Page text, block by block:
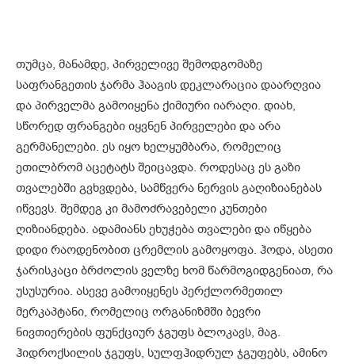
თუმცა, მანამდე, პირველივე შემოდგომაზე
საფრანგეთის ჯარმა ჰააგის დეკლარაცია დაარღვია
და პირველმა გამოიყენა ქიმიური იარაღი. დიახ,
სწორედ ფრანგები იყვნენ პირველები და არა
გერმანელები. ეს იყო ხელყუმბარა, რომელიც
ეთილბრომ აცეტატს შეიცავდა. როდესაც ეს გაზი
თვალებში გვხვდება, სამწვერა ნერვის გაღიზიანებას
იწვევს. შემდეგ კი მამოძრავებელი კუნთები
ღიზიანდება. ადამიანს ეხუჭება თვალები და იწყება
დიდი რაოდენობით ცრემლის გამოყოფა. ჰოდა, ასეთი
ჯარისკაცი ბრძოლის ველზე ხომ წარმოგიდგენიათ, რა
უსუსურია. ასევე გამოიყენეს პერქლორმეთილ
მერკაპტანი, რომელიც ორგანიზმში ბევრი
ნივთიერების ფუნქციურ ჯგუფს ბლოკავს, მაგ.
ჰიდროქსილის ჯგუფს, სულფჰიდრულ ჯგუფებს, ამინო